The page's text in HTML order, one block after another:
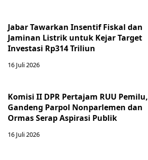
Jabar Tawarkan Insentif Fiskal dan
Jaminan Listrik untuk Kejar Target
Investasi Rp314 Triliun
16 Juli 2026
Komisi II DPR Pertajam RUU Pemilu,
Gandeng Parpol Nonparlemen dan
Ormas Serap Aspirasi Publik
16 Juli 2026